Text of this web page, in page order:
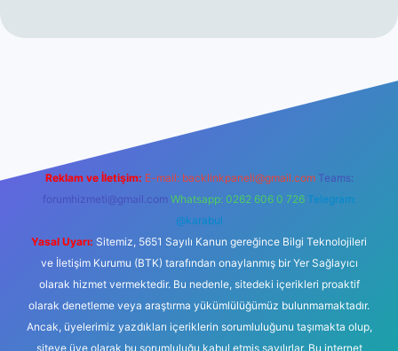
Reklam ve İletişim: E-mail: backlinkpaneli@gmail.com Teams:
forumhizmeti@gmail.com Whatsapp: 0262 606 0 726 Telegram:
@karabul
Yasal Uyarı: Sitemiz, 5651 Sayılı Kanun gereğince Bilgi Teknolojileri
ve İletişim Kurumu (BTK) tarafından onaylanmış bir Yer Sağlayıcı
olarak hizmet vermektedir. Bu nedenle, sitedeki içerikleri proaktif
olarak denetleme veya araştırma yükümlülüğümüz bulunmamaktadır.
Ancak, üyelerimiz yazdıkları içeriklerin sorumluluğunu taşımakta olup,
siteye üye olarak bu sorumluluğu kabul etmiş sayılırlar. Bu internet